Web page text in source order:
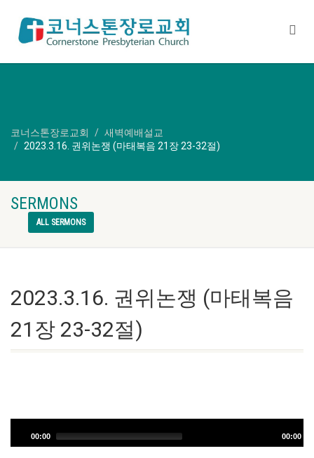
코너스톤장로교회
새벽예배설교
2023.3.16. 권위논쟁 (마태복음 21장 23-32절)
SERMONS
ALL SERMONS
2023.3.16. 권위논쟁 (마태복음
21장 23-32절)
00:00 00:00